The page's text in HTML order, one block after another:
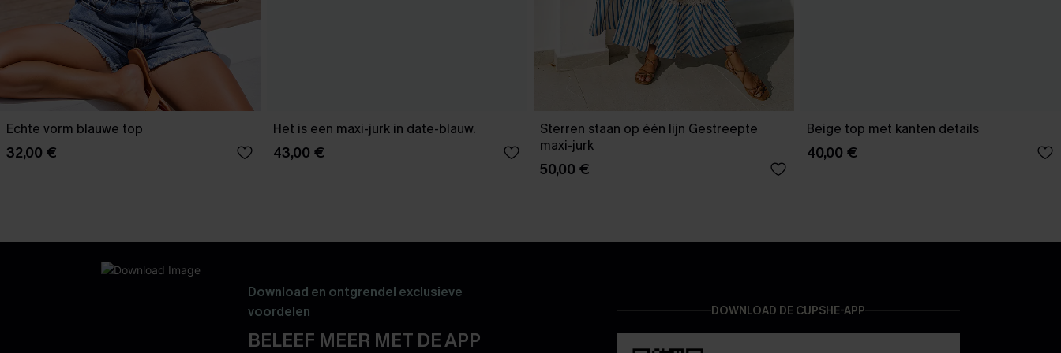
Echte vorm blauwe top
32,00 €
Het is een maxi-jurk in date-blauw.
43,00 €
Sterren staan op één lijn Gestreepte
maxi-jurk
50,00 €
Beige top met kanten details
40,00 €
Download en ontgrendel exclusieve
voordelen
BELEEF MEER MET DE APP
DOWNLOAD DE CUPSHE-APP